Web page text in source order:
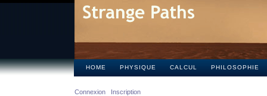
HOME PHYSIQUE CALCUL PHILOSOPHIE
Connexion Inscription